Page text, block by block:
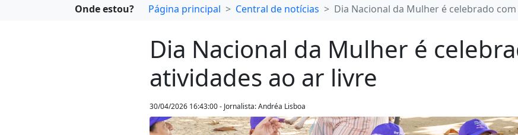
Onde estou? Página principal Central de notícias Dia Nacional da Mulher é celebrado
Dia Nacional da Mulher é
atividades ao ar livre
30/04/2026 16:43:00 - Jornalista: Andréa Lisboa